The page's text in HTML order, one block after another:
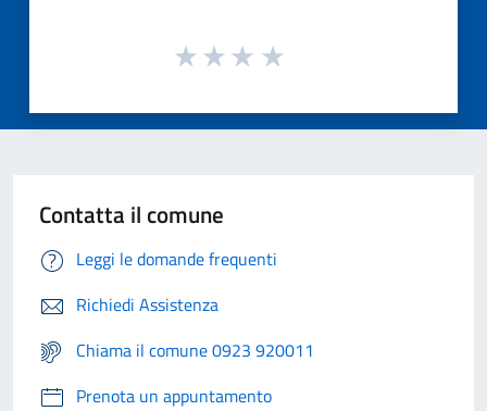
Contatta il comune
Leggi le domande frequenti
Richiedi Assistenza
Chiama il comune 0923 920011
Prenota un appuntamento